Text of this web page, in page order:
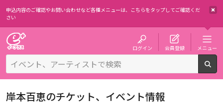
申込内容のご確認やお問い合わせなど各種メニューは、 こちらをタップしてご確認くだ
さい
ログイン 会員登録 メニュー
岸本百恵のチケット、イベント情報